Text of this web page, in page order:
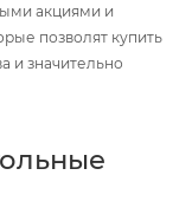
акциями и
позволят купить
и значительно